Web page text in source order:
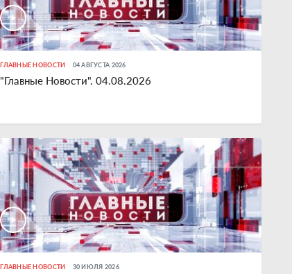
ГЛАВНЫЕ НОВОСТИ 04 АВГУСТА 2026
"Главные Новости". 04.08.2026
ГЛАВНЫЕ НОВОСТИ 30 ИЮЛЯ 2026